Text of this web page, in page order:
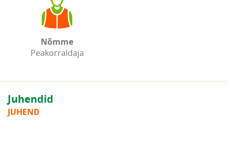
Nõmme
Peakorraldaja
Juhendid
JUHEND